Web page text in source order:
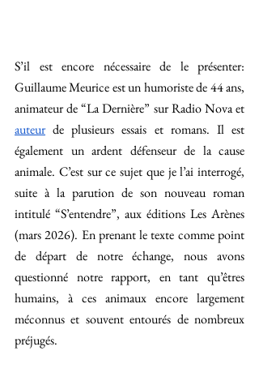
S’il est encore nécessaire de le présenter:
Guillaume Meurice est un humoriste de 44 ans,
auteur de plusieurs essais et romans. Il est
également un ardent défenseur de la cause
animale. C’est sur ce sujet que je l’ai interrogé,
suite à la parution de son nouveau roman
intitulé “S’entendre”, aux éditions Les Arènes
(mars 2026). En prenant le texte comme point
de départ de notre échange, nous avons
questionné notre rapport, en tant qu’êtres
humains, à ces animaux encore largement
méconnus et souvent entourés de nombreux
préjugés.